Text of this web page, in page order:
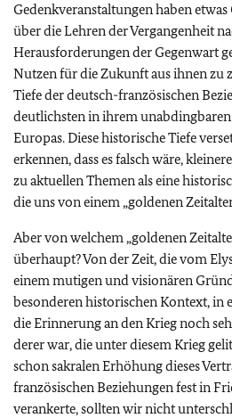
Gedenkveranstaltungen haben etwas
über die Lehren der Vergangenheit
Herausforderungen der Gegenwart
Nutzen für die Zukunft aus ihnen zu
Tiefe der deutsch-französischen
deutlichsten in ihrem
Europas. Diese historische Tiefe
erkennen, dass es falsch wäre,
zu aktuellen Themen als eine
die uns von einem „goldenen
Aber von welchem „goldenen
überhaupt? Von der Zeit, die vom
einem mutigen und visionären
besonderen historischen Kontext, in
die Erinnerung an den Krieg noch
derer war, die unter diesem Krieg
schon sakralen Erhöhung dieses
französischen Beziehungen fest in
verankerte, sollten wir nicht